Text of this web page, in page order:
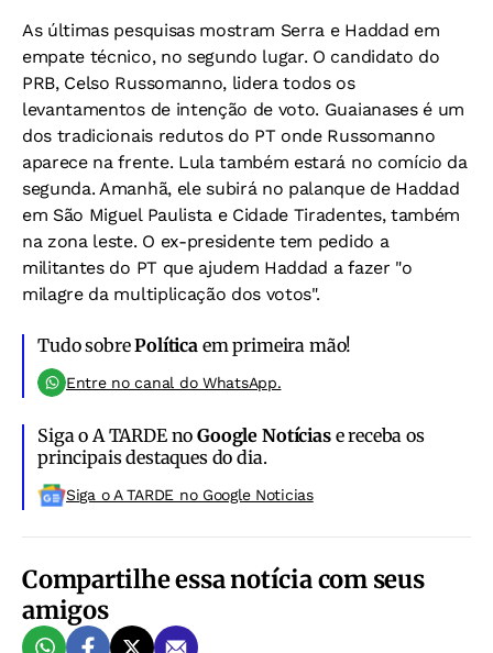
As últimas pesquisas mostram Serra e Haddad em
empate técnico, no segundo lugar. O candidato do
PRB, Celso Russomanno, lidera todos os
levantamentos de intenção de voto. Guaianases é um
dos tradicionais redutos do PT onde Russomanno
aparece na frente. Lula também estará no comício da
segunda. Amanhã, ele subirá no palanque de Haddad
em São Miguel Paulista e Cidade Tiradentes, também
na zona leste. O ex-presidente tem pedido a
militantes do PT que ajudem Haddad a fazer "o
milagre da multiplicação dos votos".
Tudo sobrePolíticaem primeira mão!
Entre no canal do WhatsApp.
Siga o A TARDE noGoogle Notíciase receba os
principais destaques do dia.
Siga o A TARDE no Google Noticias
Compartilhe essa notícia com seus
amigos